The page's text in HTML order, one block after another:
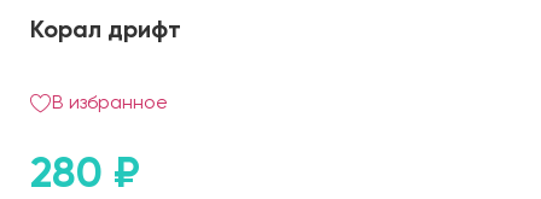
Корал дрифт
В избранное
280 ₽